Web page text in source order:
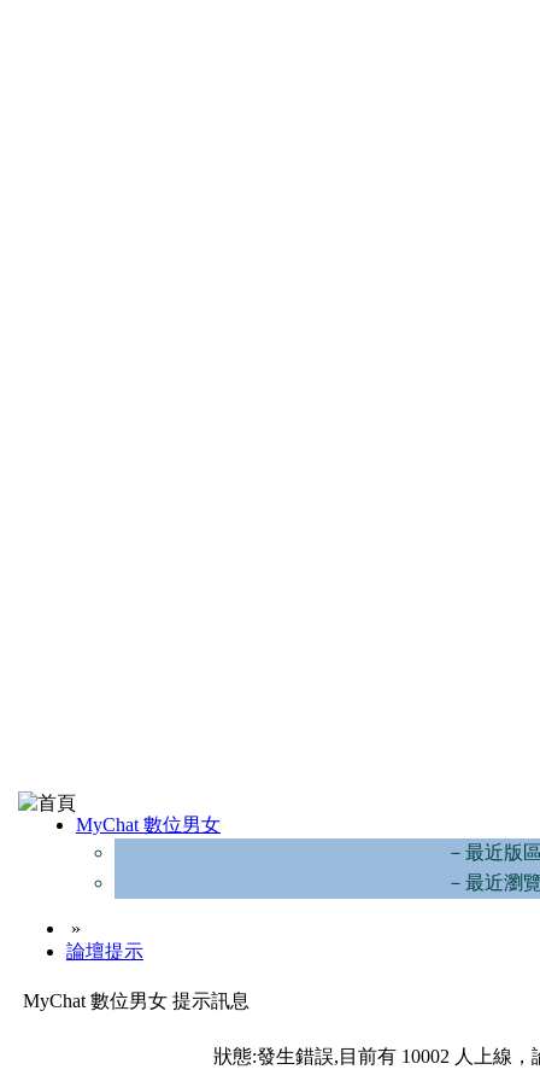
MyChat 數位男女
－最近版
－最近瀏
»
論壇提示
MyChat 數位男女 提示訊息
狀態:發生錯誤,目前有 10002 人上線